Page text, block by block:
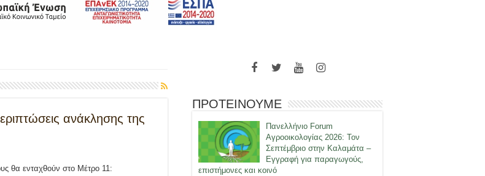
ανάκλησης της
θα ενταχθούν στο Μέτρο 11:
ΠΡΟΤΕΙΝΟΥΜΕ
Πανελλήνιο Forum
Αγροοικολογίας 2026: Τον
Σεπτέμβριο στην Καλαμάτα –
Εγγραφή για παραγωγούς,
επιστήμονες και κοινό